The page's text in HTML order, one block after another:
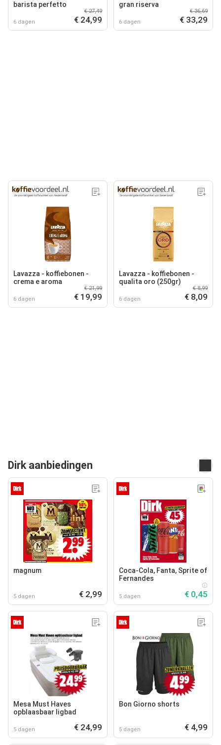
barista perfetto
6 dagen
€ 27,49
€ 24,99
gran riserva
6 dagen
€ 36,69
€ 33,29
Lavazza - koffiebonen -
crema e aroma
6 dagen
€ 21,99
€ 19,99
Lavazza - koffiebonen -
qualita oro (250gr)
6 dagen
€ 8,99
€ 8,09
Dirk aanbiedingen
magnum
5 dagen € 2,99
Coca-Cola, Fanta, Sprite of
Fernandes
5 dagen € 0,45
Mesa Must Haves
opblaasbaar ligbad
5 dagen € 24,99
Bon Giorno shorts
5 dagen € 4,99